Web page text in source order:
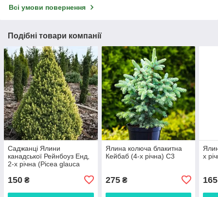
Всі умови повернення
Подібні товари компанії
Саджанці Ялини
канадської Рейнбоуз Енд,
2-х річна (Picea glauca
150 ₴
Ялина колюча блакитна
Кейбаб (4-х річна) С3
275₴
х
165